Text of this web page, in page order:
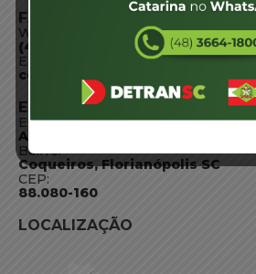
FALE CONOSCO
WhatsApp:
(48) 3664-1800
E-mail:
ENDEREÇO
Endereço:
Av. Almirante Tamandaré - 480
Bairro:
Coqueiros, Florianópolis SC
CEP:
88.080-160
LOCALIZAÇÃO